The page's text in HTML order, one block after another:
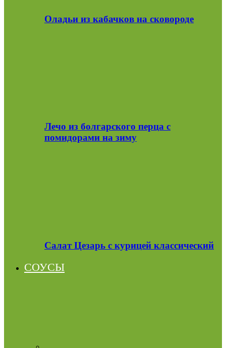
Оладьи из кабачков на сковороде
Лечо из болгарского перца с
помидорами на зиму
Салат Цезарь с курицей классический
СОУСЫ